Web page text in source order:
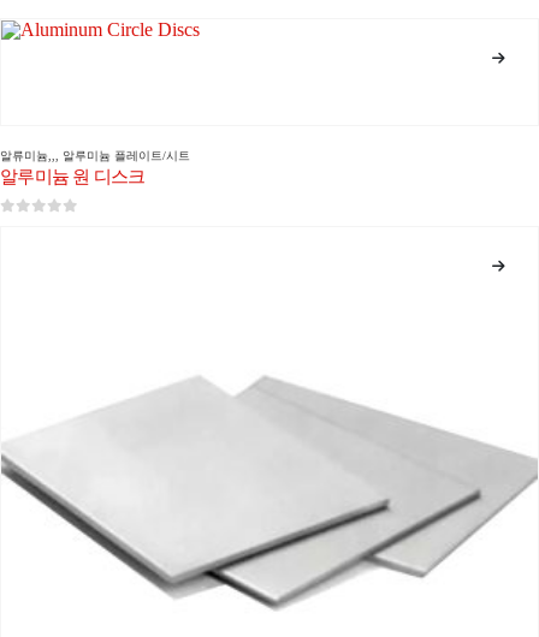
알류미늄 알루미늄 플레이트/시트
알루미늄 원 디스크